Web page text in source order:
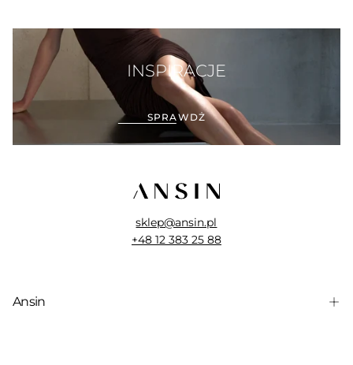
INSPIRACJE
SPRAWDŻ
sklep@ansin.pl
+48 12 383 25 88
Ansin